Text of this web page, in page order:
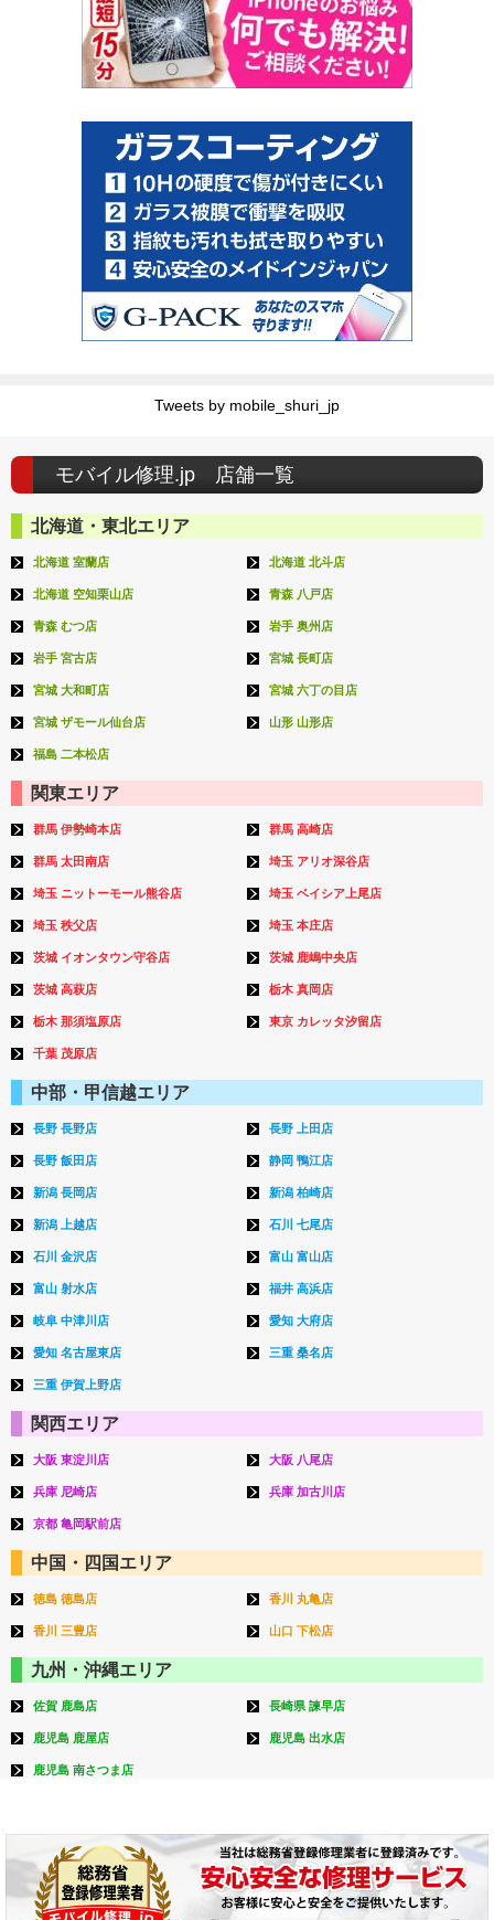
Tweets by mobile_shuri_jp
モバイル修理.jp 店舗一覧
北海道・東北エリア
北海道 室蘭店 北海道 北斗店
北海道 空知栗山店 青森 八戸店
青森 むつ店 岩手 奥州店
岩手 宮古店 宮城 長町店
宮城 大和町店 宮城 六丁の目店
宮城 ザモール仙台店 山形 山形店
福島 二本松店
関東エリア
群馬 伊勢崎本店 群馬 高崎店
群馬 太田南店 埼玉 アリオ深谷店
埼玉 ニットーモール熊谷店 埼玉 ベイシア上尾店
埼玉 秩父店 埼玉 本庄店
茨城 イオンタウン守谷店 茨城 鹿嶋中央店
茨城 高萩店 栃木 真岡店
栃木 那須塩原店 東京 カレッタ汐留店
千葉 茂原店
中部・甲信越エリア
長野 長野店 長野 上田店
長野 飯田店 静岡 鴨江店
新潟 長岡店 新潟 柏崎店
新潟 上越店 石川 七尾店
石川 金沢店 富山 富山店
富山 射水店 福井 高浜店
岐阜 中津川店 愛知 大府店
愛知 名古屋東店 三重 桑名店
三重 伊賀上野店
関西エリア
大阪 東淀川店 大阪 八尾店
兵庫 尼崎店 兵庫 加古川店
京都 亀岡駅前店
中国・四国エリア
徳島 徳島店 香川 丸亀店
香川 三豊店 山口 下松店
九州・沖縄エリア
佐賀 鹿島店 長崎県 諫早店
鹿児島 鹿屋店 鹿児島 出水店
鹿児島 南さつま店